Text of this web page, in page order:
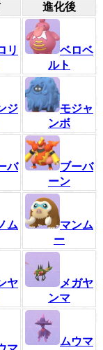
進化後
リ
ベロベ
ルト
ジ
モジャ
ンボ
バ
ブーバ
ーン
ム
マンム
ー
ヤ
メガヤ
ンマ
ムウマ